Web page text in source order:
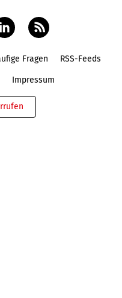
Fragen RSS-Feeds
Impressum